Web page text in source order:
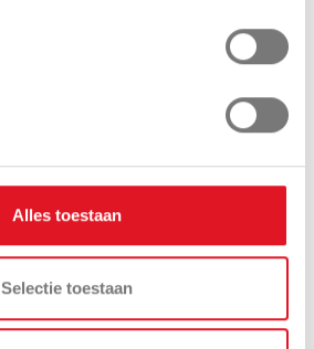
Alles toestaan
Selectie toestaan
Videos